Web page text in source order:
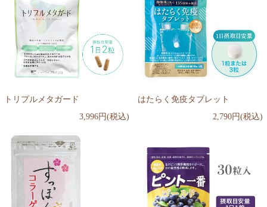
トリプルメタガード
3,996円(税込)
はたらく免疫タブレット
2,790円(税込)